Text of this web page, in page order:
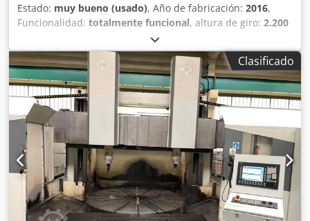
Estado: muy bueno (usado), Año de fabricación: 2016,
Funcionalidad: totalmente funcional, altura de giro: 2.200
, peso de la pieza (máx.):18.000 kg
3.300 mm, longitud de avance eje Y:2.050 mm, diámetro
de la placa frontal:3.000 mm, velocidad del cabezal (máx.):
112 rpm, potencia del servomotor: 70.000 W, Diámetro del
plato: 3000 mm – Cono Morse 4 Diámetro máximo de
torneado: 3300 mm Peso máximo admitido: 18 toneladas
Altura máxima de la pieza: 2200 mm Número de carriles: 1
Recorrido del carril: 1200 mm Recorrido vertical de la
cruceta: 2050 mm Potencia del motor del husillo: 70 kW
Dcjdpfx Aieznl Sfoqok Velocidad de rotación del husillo: 0 –
112 RPM Número de gamas: 3 Torreta de herramientas: 14
posiciones MÁQUINA USADA REVISADA EN 2016
Clasificado